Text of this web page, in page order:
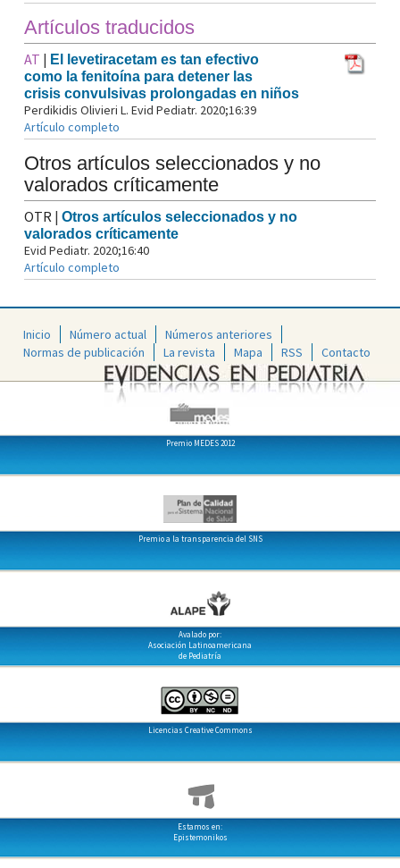
Artículos traducidos
AT | El levetiracetam es tan efectivo
como la fenitoína para detener las
crisis convulsivas prolongadas en niños
Perdikidis Olivieri L. Evid Pediatr. 2020;16:39
Artículo completo
Otros artículos seleccionados y no
valorados críticamente
OTR | Otros artículos seleccionados y no
valorados críticamente
Evid Pediatr. 2020;16:40
Artículo completo
Inicio Número actual
Números anteriores
Normas de publicación
La revista Mapa RSS Contacto
Premio MEDES 2012
Premio a la transparencia del SNS
Avalado por:
Asociación Latinoamericana
de Pediatría
Licencias Creative Commons
Estamos en:
Epistemonikos